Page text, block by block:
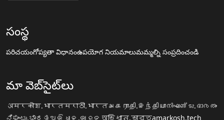
సంస్థ
పరిచయంగోప్యతా విధానంఉపయోగ నియమాలుమమ్మల్ని సంప్రదించండి
మా వెబ్‌సైట్‌లు
अमरकोश.भारतमराठी.भारतஅகராதி.இந்தியாനിഘണ്ടു.ഭാരതം
ನಿಘಂಟು.ಭಾರತ ଅଭିଧାନ.ଭାରତ অভিধান.ভারতamarkosh.tech